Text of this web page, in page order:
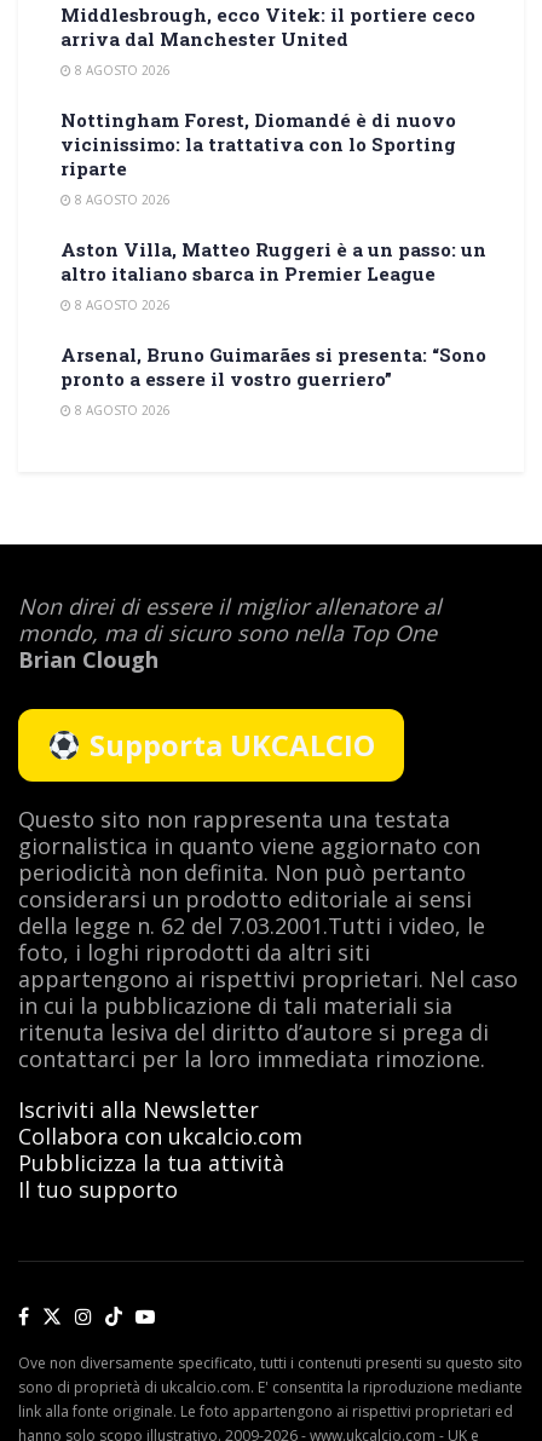
Middlesbrough, ecco Vitek: il portiere ceco
arriva dal Manchester United
8 AGOSTO 2026
Nottingham Forest, Diomandé è di nuovo
vicinissimo: la trattativa con lo Sporting
riparte
8 AGOSTO 2026
Aston Villa, Matteo Ruggeri è a un passo: un
altro italiano sbarca in Premier League
8 AGOSTO 2026
Arsenal, Bruno Guimarães si presenta: “Sono
pronto a essere il vostro guerriero”
8 AGOSTO 2026
Non direi di essere il miglior allenatore al
mondo, ma di sicuro sono nella Top One
Brian Clough
Supporta UKCALCIO
Questo sito non rappresenta una testata
giornalistica in quanto viene aggiornato con
periodicità non definita. Non può pertanto
considerarsi un prodotto editoriale ai sensi
della legge n. 62 del 7.03.2001.Tutti i video, le
foto, i loghi riprodotti da altri siti
appartengono ai rispettivi proprietari. Nel caso
in cui la pubblicazione di tali materiali sia
ritenuta lesiva del diritto d’autore si prega di
contattarci per la loro immediata rimozione.
Iscriviti alla Newsletter
Collabora con ukcalcio.com
Pubblicizza la tua attività
Il tuo supporto
Ove non diversamente specificato, tutti i contenuti presenti su questo sito
sono di proprietà di ukcalcio.com. E' consentita la riproduzione mediante
link alla fonte originale. Le foto appartengono ai rispettivi proprietari ed
hanno solo scopo illustrativo. 2009-2026 - www.ukcalcio.com - UK e